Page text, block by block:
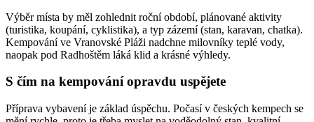
Výběr místa by měl zohlednit roční období, plánované aktivity
(turistika, koupání, cyklistika), a typ zázemí (stan, karavan, chatka).
Kempování ve Vranovské Pláži nadchne milovníky teplé vody,
naopak pod Radhoštěm láká klid a krásné výhledy.
S čím na kempování opravdu uspějete
Příprava vybavení je základ úspěchu. Počasí v českých kempech se